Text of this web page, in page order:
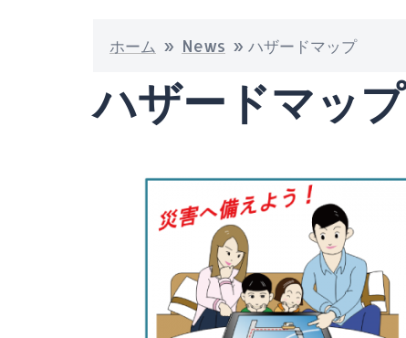
ホーム » News » ハザードマップ
ハザードマップ